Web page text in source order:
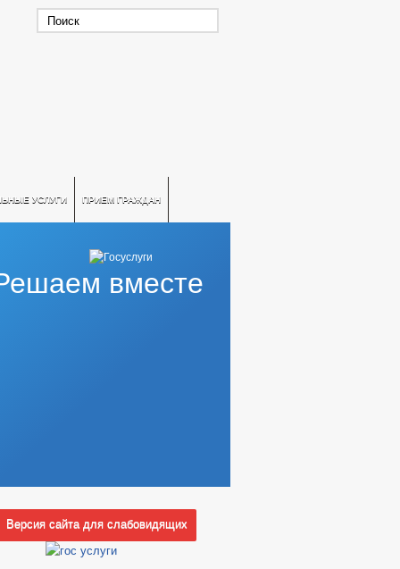
УСЛУГИ ПРИЕМ ГРАЖДАН
вместе
Версия сайта для слабовидящих